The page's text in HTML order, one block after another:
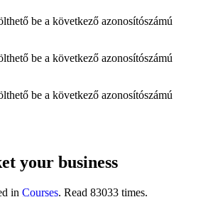
be a következő azonosítószámú
be a következő azonosítószámú
be a következő azonosítószámú
your business
in Courses. Read 83033 times.